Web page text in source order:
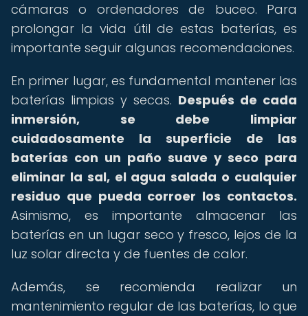
cámaras o ordenadores de buceo. Para
prolongar la vida útil de estas baterías, es
importante seguir algunas recomendaciones.
En primer lugar, es fundamental mantener las
baterías limpias y secas. Después de cada
inmersión, se debe limpiar
cuidadosamente la superficie de las
baterías con un paño suave y seco para
eliminar la sal, el agua salada o cualquier
residuo que pueda corroer los contactos.
Asimismo, es importante almacenar las
baterías en un lugar seco y fresco, lejos de la
luz solar directa y de fuentes de calor.
Además, se recomienda realizar un
mantenimiento regular de las baterías, lo que